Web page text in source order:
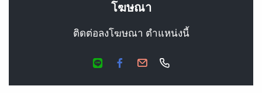
โฆษณา
ติดต่อลงโฆษณา ตำแหน่งนี้